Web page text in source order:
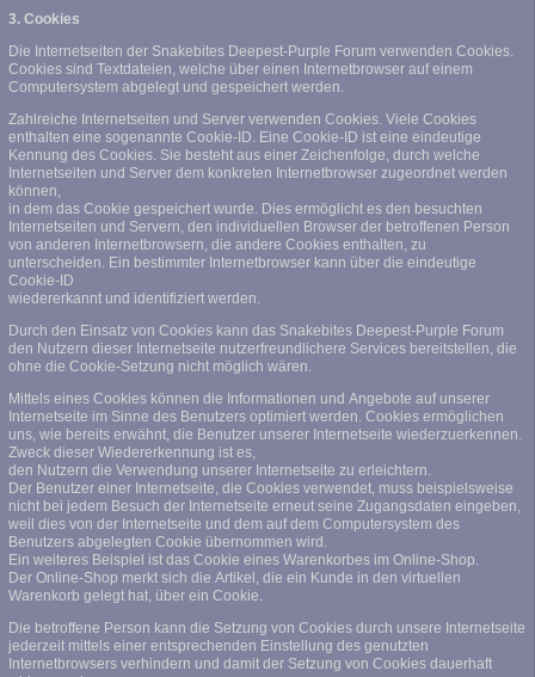
3. Cookies
Die Internetseiten der Snakebites Deepest-Purple Forum verwenden Cookies.
Cookies sind Textdateien, welche über einen Internetbrowser auf einem
Computersystem abgelegt und gespeichert werden.
Zahlreiche Internetseiten und Server verwenden Cookies. Viele Cookies
enthalten eine sogenannte Cookie-ID. Eine Cookie-ID ist eine eindeutige
Kennung des Cookies. Sie besteht aus einer Zeichenfolge, durch welche
Internetseiten und Server dem konkreten Internetbrowser zugeordnet werden
können,
in dem das Cookie gespeichert wurde. Dies ermöglicht es den besuchten
Internetseiten und Servern, den individuellen Browser der betroffenen Person
von anderen Internetbrowsern, die andere Cookies enthalten, zu
unterscheiden. Ein bestimmter Internetbrowser kann über die eindeutige
Cookie-ID
wiedererkannt und identifiziert werden.
Durch den Einsatz von Cookies kann das Snakebites Deepest-Purple Forum
den Nutzern dieser Internetseite nutzerfreundlichere Services bereitstellen, die
ohne die Cookie-Setzung nicht möglich wären.
Mittels eines Cookies können die Informationen und Angebote auf unserer
Internetseite im Sinne des Benutzers optimiert werden. Cookies ermöglichen
uns, wie bereits erwähnt, die Benutzer unserer Internetseite wiederzuerkennen.
Zweck dieser Wiedererkennung ist es,
den Nutzern die Verwendung unserer Internetseite zu erleichtern.
Der Benutzer einer Internetseite, die Cookies verwendet, muss beispielsweise
nicht bei jedem Besuch der Internetseite erneut seine Zugangsdaten eingeben,
weil dies von der Internetseite und dem auf dem Computersystem des
Benutzers abgelegten Cookie übernommen wird.
Ein weiteres Beispiel ist das Cookie eines Warenkorbes im Online-Shop.
Der Online-Shop merkt sich die Artikel, die ein Kunde in den virtuellen
Warenkorb gelegt hat, über ein Cookie.
Die betroffene Person kann die Setzung von Cookies durch unsere Internetseite
jederzeit mittels einer entsprechenden Einstellung des genutzten
Internetbrowsers verhindern und damit der Setzung von Cookies dauerhaft